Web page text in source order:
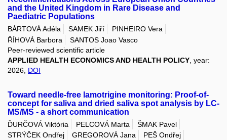
and the United Kingdom in Rare Disease and
Paediatric Populations
BÁRTOVÁ Adéla SAMEK Jiří
PINHEIRO Vera
ŘÍHOVÁ Barbora
SANTOS Joao Vasco
Peer-reviewed scientific article
APPLIED HEALTH ECONOMICS AND HEALTH POLICY , year:
2026, DOI
Toward needle-free lamotrigine monitoring: Proof-of-
concept for saliva and dried saliva spot analysis by LC-
MS/MS - a short communication
ĎURČOVÁ Viktória PELCOVÁ Marta
ŠMAK Pavel
STRÝČEK Ondřej
GREGOROVÁ Jana
PEŠ Ondřej